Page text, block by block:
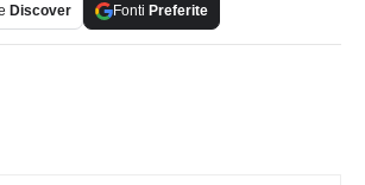
Discover Fonti Preferite